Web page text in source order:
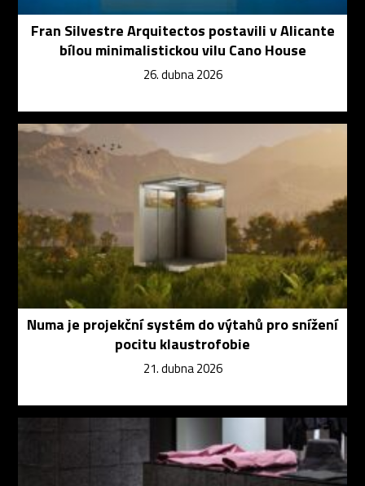
Fran Silvestre Arquitectos postavili v Alicante
bílou minimalistickou vilu Cano House
26. dubna 2026
Numa je projekční systém do výtahů pro snížení
pocitu klaustrofobie
21. dubna 2026